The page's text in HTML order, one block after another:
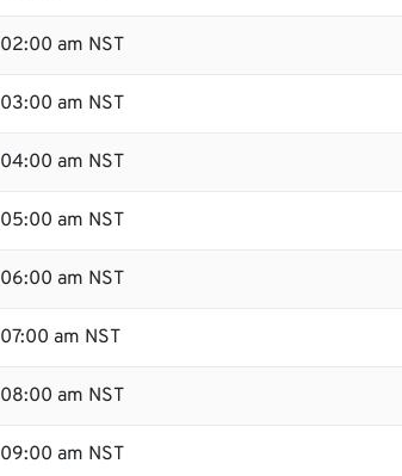
02:00 am NST
03:00 am NST
04:00 am NST
05:00 am NST
06:00 am NST
07:00 am NST
08:00 am NST
09:00 am NST